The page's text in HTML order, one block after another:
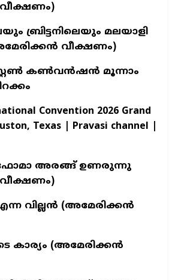
ബ്രിട്ടനിലെയും മലയാളി
വീക്ഷണം)
കൺവൻഷൻ മൂന്നാം
Convention 2026 Grand
Texas | Pravasi channel |
ഫോമാ അരങ്ങ് ഉണരുന്നു
വില്ലൻ (അമേരിക്കൻ
കാര്യം (അമേരിക്കൻ